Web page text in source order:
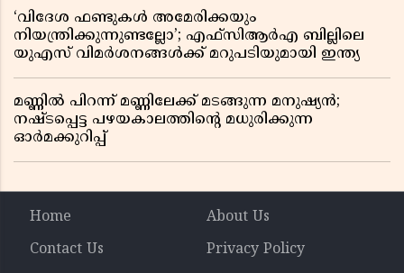
‘വിദേശ ഫണ്ടുകൾ അമേരിക്കയും
നിയന്ത്രിക്കുന്നുണ്ടല്ലോ’; എഫ്സിആർഎ ബില്ലിലെ
യുഎസ് വിമർശനങ്ങൾക്ക് മറുപടിയുമായി ഇന്ത്യ
മണ്ണിൽ പിറന്ന് മണ്ണിലേക്ക് മടങ്ങുന്ന മനുഷ്യൻ;
നഷ്ടപ്പെട്ട പഴയകാലത്തിൻ്റെ മധുരിക്കുന്ന
ഓർമക്കുറിപ്പ്
Home
About Us
Contact Us
Privacy Policy